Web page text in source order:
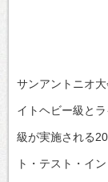
サンアントニオ
イトヘビー級と
級が実施される
ト・テスト・イ